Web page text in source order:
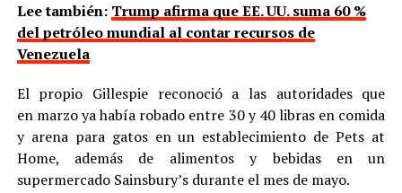
Lee también: Trump afirma que EE. UU. suma 60 %
del petróleo mundial al contar recursos de
Venezuela
El propio Gillespie reconoció a las autoridades que
en marzo ya había robado entre 30 y 40 libras en comida
y arena para gatos en un establecimiento de Pets at
Home, además de alimentos y bebidas en un
supermercado Sainsbury’s durante el mes de mayo.